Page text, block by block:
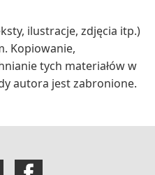
ilustracje, zdjęcia itp.)
Kopiowanie,
tych materiałów w
autora jest zabronione.